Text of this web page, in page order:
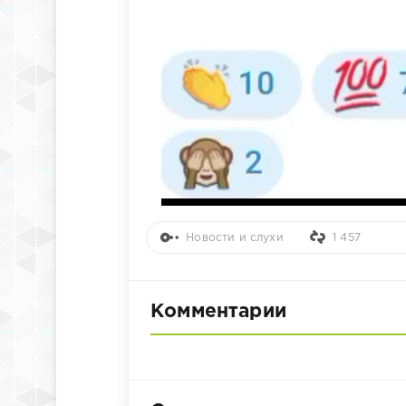
Новости и слухи 1 457
Комментарии